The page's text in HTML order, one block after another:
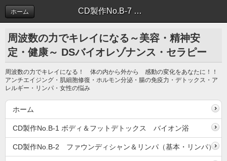
CD製作No.B-7 スピリット・ハート ピュアフィケィシャン （精神の浄化）
ホーム
周波数の力でキレイになる～美容・精神安
定・健康～ DSバイオレゾナンス・セラピー
周波数の力でキレイになる！ 体の内から外から 感動の変化をあなたに！！
アンチエイジング・肌細胞修復・ホルモン分泌・腸の免疫力・デトックス・ア
レルギー・リンパ・女性の悩み
ホーム
CD製作No.B-1 ボディ＆フットデトックス バイオン浴
CD製作No.B-2 ファウンディシャン＆リンパ（基本・リンパ）